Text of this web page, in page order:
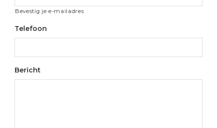
Bevestig je e-mailadres
Telefoon
Bericht